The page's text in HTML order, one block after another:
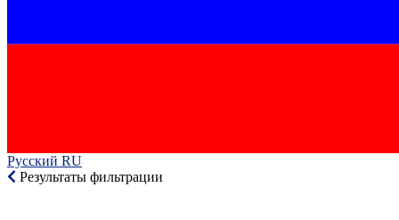
Русский RU‎
Результаты фильтрации